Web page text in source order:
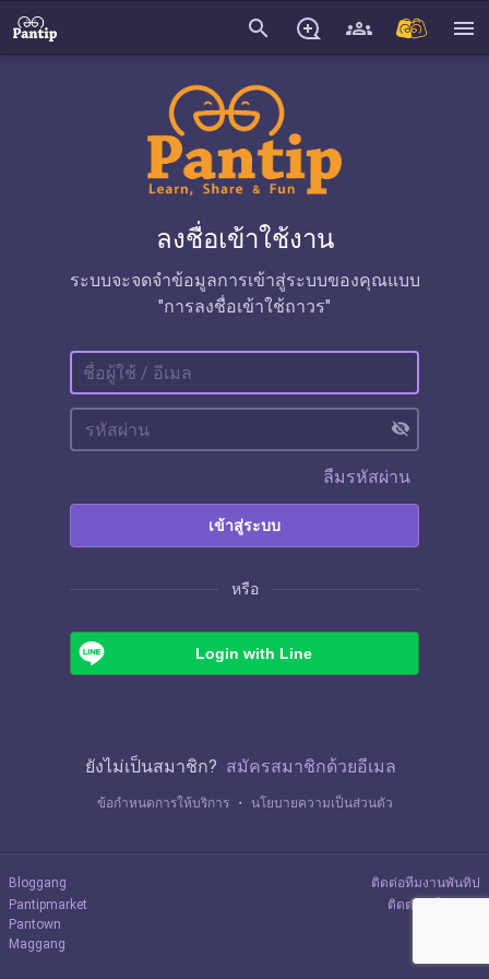
search menu
ลงชื่อเข้าใช้งาน
ระบบจะจดจำข้อมูลการเข้าสู่ระบบของคุณแบบ
"การลงชื่อเข้าใช้ถาวร"
visibility_off
ลืมรหัสผ่าน
เข้าสู่ระบบ
หรือ
Login with Line
ยังไม่เป็นสมาชิก? สมัครสมาชิกด้วยอีเมล
ข้อกำหนดการให้บริการ ・ นโยบายความเป็นส่วนตัว
Bloggang
Pantipmarket
Pantown
Maggang
ติดต่อทีมงานพันทิป
ติดต่อลงโฆษณา